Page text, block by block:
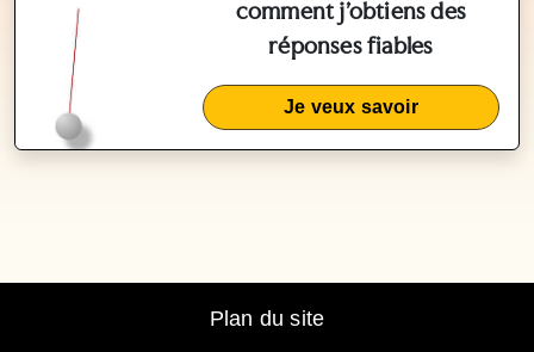
comment j'obtiens des
réponses fiables
Je veux savoir
Plan du site